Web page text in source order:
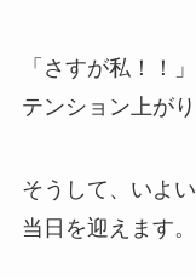
「さすが私！！」
テンション上が
そうして、いよい
当日を迎えます。